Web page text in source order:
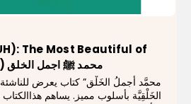
The Most Beautiful of
Creation (Arabic) محمد ﷺ اجمل الخلق
الخَلْقِيَّة بأسلوب مميز. يساهم